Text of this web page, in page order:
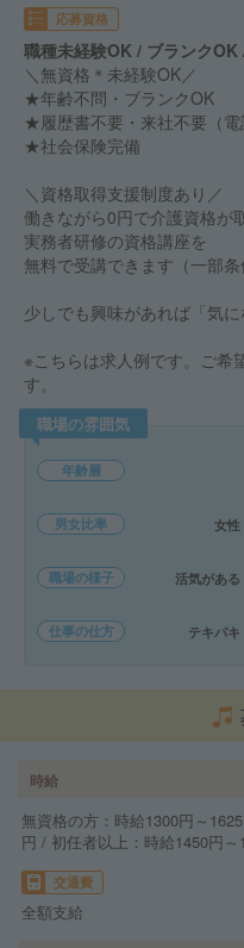
応募資格
職種未経験OK / ブランク
＼無資格＊未経験OK／
★年齢不問・ブランクOK
★履歴書不要・来社不要（電
★社会保険完備
＼資格取得支援制度あり／
働きながら0円で介護資格が
実務者研修の資格講座を
無料で受講できます（一部条
少しでも興味があれば「気に
※こちらは求人例です。ご希
す。
職場の雰囲気
年齢層
男女比率 女性
職場の様子 活気がある
仕事の仕方 テキパキ
時給
無資格の方：時給1300円～
円 / 初任者以上：時給1450円～
交通費
全額支給